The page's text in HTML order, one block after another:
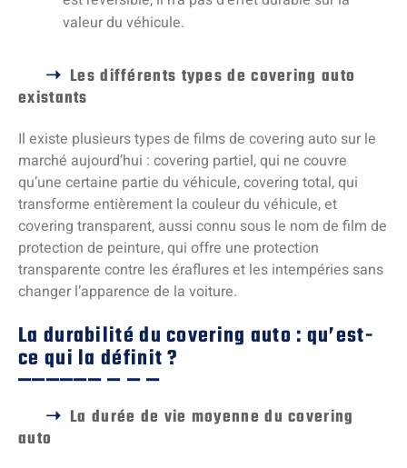
valeur du véhicule.
Les différents types de covering auto
existants
Il existe plusieurs types de films de covering auto sur le
marché aujourd’hui : covering partiel, qui ne couvre
qu’une certaine partie du véhicule, covering total, qui
transforme entièrement la couleur du véhicule, et
covering transparent, aussi connu sous le nom de film de
protection de peinture, qui offre une protection
transparente contre les éraflures et les intempéries sans
changer l’apparence de la voiture.
La durabilité du covering auto : qu’est-
ce qui la définit ?
La durée de vie moyenne du covering
auto